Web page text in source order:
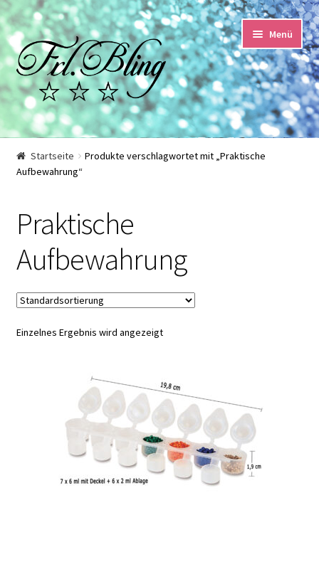
Zur
Navigation
springen
Springe
zum
Inhalt
Menü
Start
AGB und Kundeninformationen
Datenschutzerklärung
Echtheit von Bewertungen
Kasse
Produktinfos
Versandbedingungen
Vertrag widerrufen
Startseite
Produkte verschlagwortet mit „Praktische
Aufbewahrung“
Praktische
Aufbewahrung
Einzelnes Ergebnis wird angezeigt